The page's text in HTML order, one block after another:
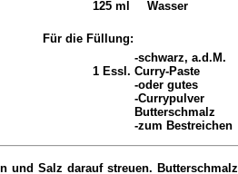
125 ml
Wasser
Für die Füllung:
1 Essl.
-schwarz, a.d.M.
Curry-Paste
-oder gutes
-Currypulver
Butterschmalz
-zum Bestreichen
und Salz darauf streuen.